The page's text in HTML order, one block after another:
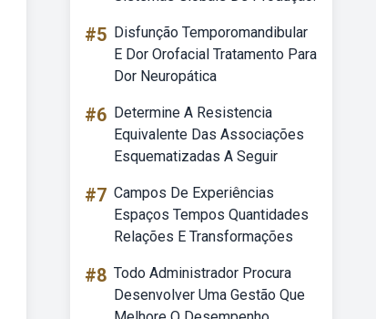
#5 Disfunção Temporomandibular
E Dor Orofacial Tratamento Para
Dor Neuropática
#6 Determine A Resistencia
Equivalente Das Associações
Esquematizadas A Seguir
#7 Campos De Experiências
Espaços Tempos Quantidades
Relações E Transformações
#8 Todo Administrador Procura
Desenvolver Uma Gestão Que